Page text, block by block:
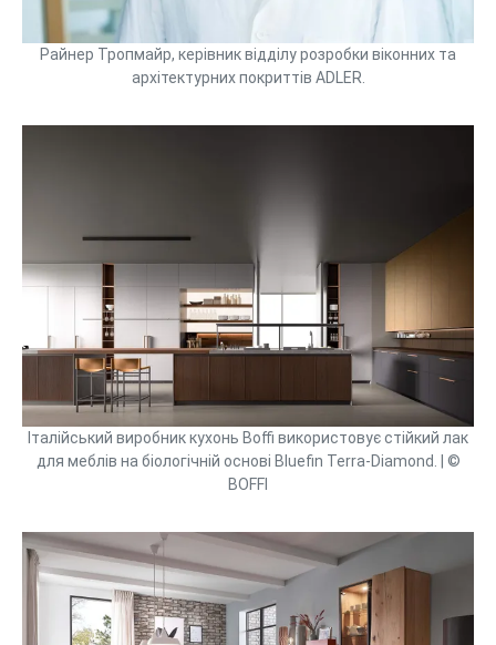
Райнер Тропмайр, керівник відділу розробки віконних та
архітектурних покриттів ADLER.
Італійський виробник кухонь Boffi використовує стійкий лак
для меблів на біологічній основі Bluefin Terra-Diamond. | ©
BOFFI